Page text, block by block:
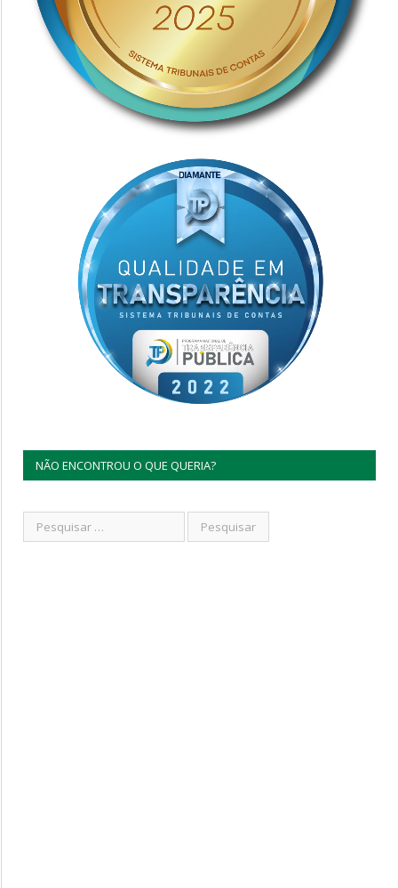
NÃO ENCONTROU O QUE QUERIA?